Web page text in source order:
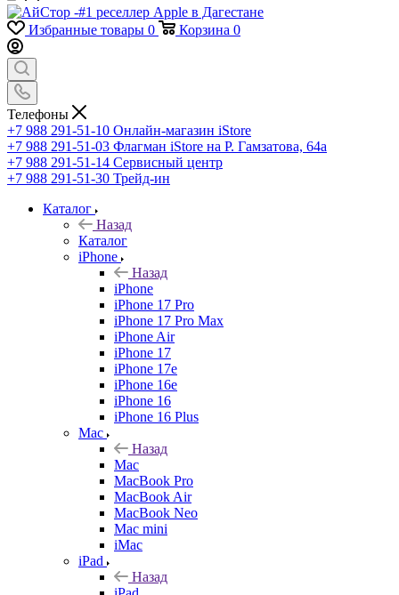
Избранные товары 0 Корзина 0
Телефоны
+7 988 291-51-10 Онлайн-магазин iStore
+7 988 291-51-03 Флагман iStore на Р. Гамзатова, 64а
+7 988 291-51-14 Сервисный центр
+7 988 291-51-30 Трейд-ин
Каталог
Назад
Каталог
iPhone
Назад
iPhone
iPhone 17 Pro
iPhone 17 Pro Max
iPhone Air
iPhone 17
iPhone 17e
iPhone 16e
iPhone 16
iPhone 16 Plus
Mac
Назад
Mac
MacBook Pro
MacBook Air
MacBook Neo
Mac mini
iMac
iPad
Назад